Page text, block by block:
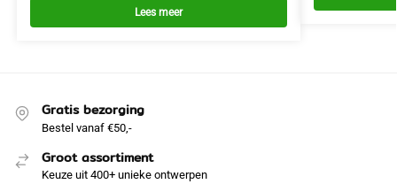
Lees meer
Gratis bezorging
Bestel vanaf €50,-
Groot assortiment
Keuze uit 400+ unieke ontwerpen